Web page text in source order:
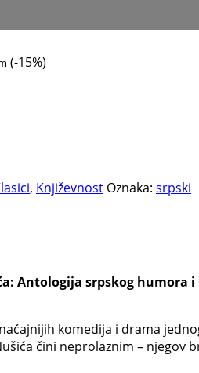
(-15%)
, Književnost Oznaka: srpski
Antologija srpskog humora i
komedija i drama
čini neprolaznim – njegov